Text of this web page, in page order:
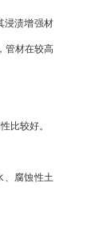
浸渍增强材
管材在较高
比较好。
、腐蚀性土